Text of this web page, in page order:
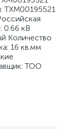
ТХМ00195521
0.66 кВ
Количество
16 кв.мм
ТОО